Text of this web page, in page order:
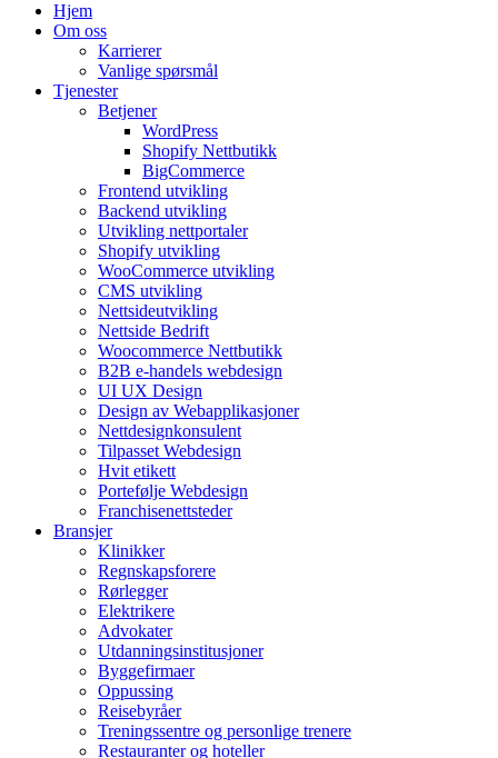
Hjem
Om oss
Karrierer
Vanlige spørsmål
Tjenester
Betjener
WordPress
Shopify Nettbutikk
BigCommerce
Frontend utvikling
Backend utvikling
Utvikling nettportaler
Shopify utvikling
WooCommerce utvikling
CMS utvikling
Nettsideutvikling
Nettside Bedrift
Woocommerce Nettbutikk
B2B e-handels webdesign
UI UX Design
Design av Webapplikasjoner
Nettdesignkonsulent
Tilpasset Webdesign
Hvit etikett
Portefølje Webdesign
Franchisenettsteder
Bransjer
Klinikker
Regnskapsforere
Rørlegger
Elektrikere
Advokater
Utdanningsinstitusjoner
Byggefirmaer
Oppussing
Reisebyråer
Treningssentre og personlige trenere
Restauranter og hoteller